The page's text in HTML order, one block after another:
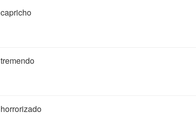
capricho
tremendo
horrorizado